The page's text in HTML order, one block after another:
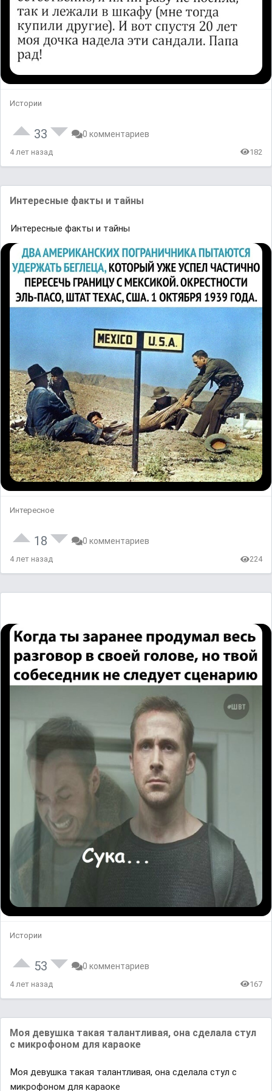
Истории
33 0 комментариев
4 лет назад 182
Интересные факты и тайны
Интересные факты и тайны
Интересное
18 0 комментариев
4 лет назад 224
Истории
53 0 комментариев
4 лет назад 167
Моя девушка такая талантливая, она сделала стул
с микрофоном для караоке
Моя девушка такая талантливая, она сделала стул с
микрофоном для караоке